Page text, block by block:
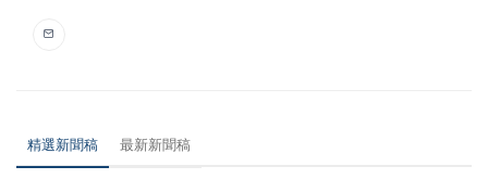
精選新聞稿 最新新聞稿